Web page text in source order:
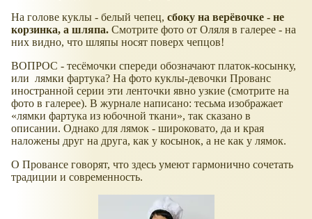
На голове куклы - белый чепец, сбоку на верёвочке - не
корзинка, а шляпа. Смотрите фото от Оляля в галерее - на
них видно, что шляпы носят поверх чепцов!
ВОПРОС - тесёмочки спереди обозначают платок-косынку,
или лямки фартука? На фото куклы-девочки Прованс
иностранной серии эти ленточки явно узкие (смотрите на
фото в галерее). В журнале написано: тесьма изображает
лямки фартука из юбочной ткани , так сказано в
описании. Однако для лямок - широковато, да и края
наложены друг на друга, как у косынок, а не как у лямок.
О Провансе говорят, что здесь умеют гармонично сочетать
традиции и современность.